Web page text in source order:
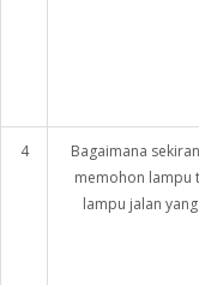
4
Bagaimana
memohon lampu
lampu jalan